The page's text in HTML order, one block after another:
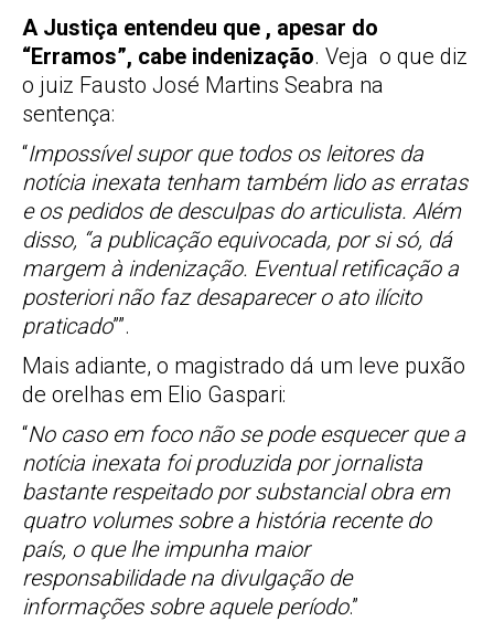
A Justiça entendeu que , apesar do
“Erramos”, cabe indenização. Veja o que diz
o juiz Fausto José Martins Seabra na
sentença:
“Impossível supor que todos os leitores da
notícia inexata tenham também lido as erratas
e os pedidos de desculpas do articulista. Além
disso, “a publicação equivocada, por si só, dá
margem à indenização. Eventual retificação a
posteriori não faz desaparecer o ato ilícito
praticado””.
Mais adiante, o magistrado dá um leve puxão
de orelhas em Elio Gaspari:
“No caso em foco não se pode esquecer que a
notícia inexata foi produzida por jornalista
bastante respeitado por substancial obra em
quatro volumes sobre a história recente do
país, o que lhe impunha maior
responsabilidade na divulgação de
informações sobre aquele período.”